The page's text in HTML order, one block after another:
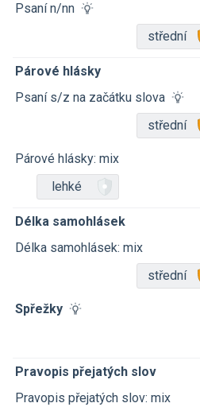
Psaní n/nn
střední
Párové hlásky
Psaní s/z na začátku slova
střední
Párové hlásky: mix
lehké
Délka samohlásek
Délka samohlásek: mix
střední
Spřežky
Pravopis přejatých slov
Pravopis přejatých slov: mix